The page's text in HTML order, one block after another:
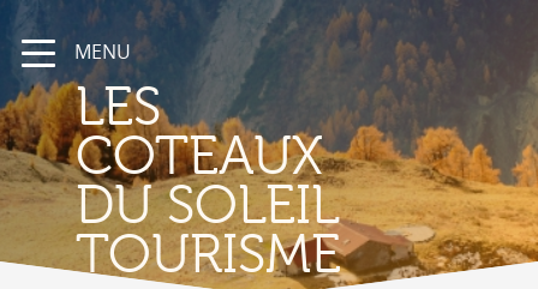
MENU
LES
COTEAUX
DU SOLEIL
TOURISME